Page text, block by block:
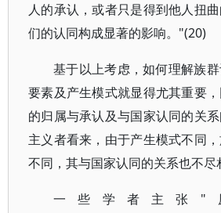
人的承认，或者只是得到他人扭
们的认同构成显著的影响。"(20)
基于以上考虑，如何理解族
要素及产生模式就显得尤其重要
的归属与承认及与国家认同的关
主义者看来，由于产生模式不同
不同，其与国家认同的关系也不尽
一些学者主张"